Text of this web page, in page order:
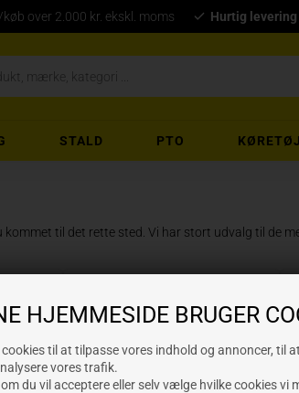
HJEMMESIDE BRUGER
til at tilpasse vores indhold og annoncer, til
vores trafik.
du vil acceptere eller selv vælge hvilke cookies vi
køb over 2.000 kr. ekskl. moms Hurtig levering
STALD PTO
kommet til det rette sted. Vi har stort udvalg til
Kuhn rotorharvedele